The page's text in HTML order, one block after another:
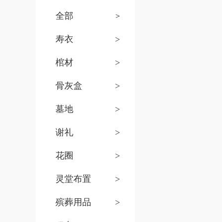
全部 >
寿衣 >
棺材 >
骨灰盒 >
墓地 >
谢礼 >
花圈 >
灵堂布置 >
殡葬用品 >